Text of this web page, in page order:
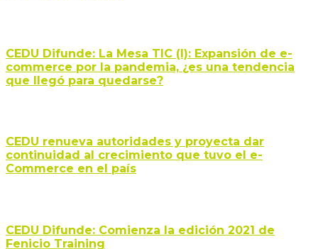
CEDU Difunde: La Mesa TIC (I): Expansión de e-
commerce por la pandemia, ¿es una tendencia
que llegó para quedarse?
CEDU renueva autoridades y proyecta dar
continuidad al crecimiento que tuvo el e-
Commerce en el país
CEDU Difunde: Comienza la edición 2021 de
Fenicio Training